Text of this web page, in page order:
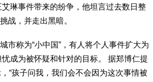
琳事件带来的纷争，他坦言过去数日整
战，并走出黑暗。
市称为“小中国”，有人将个人事件扩大为
成为被怀疑和针对的目标。 据郑博仁提
“孩子问我，我们会不会因为这次事情被